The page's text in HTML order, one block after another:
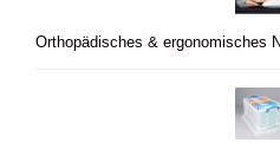
Orthopädisches & ergonomisches